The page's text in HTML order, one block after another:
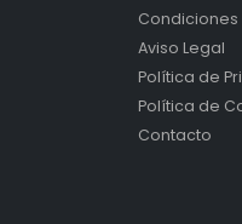
Aviso Legal
Política de
Política de
Contacto